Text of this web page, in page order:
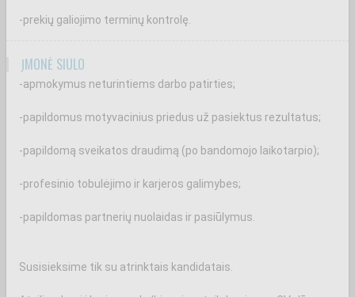
-prekių galiojimo terminų kontrolę.
ĮMONĖ SIŪLO
-apmokymus neturintiems darbo patirties;
-papildomus motyvacinius priedus už pasiektus rezultatus;
-papildomą sveikatos draudimą (po bandomojo laikotarpio);
-profesinio tobulėjimo ir karjeros galimybes;
-papildomas partnerių nuolaidas ir pasiūlymus.
Susisieksime tik su atrinktais kandidatais.